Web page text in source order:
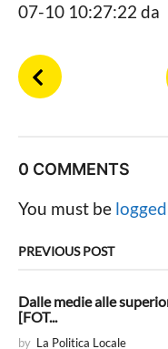
07-10 10:27:22 da
P
o
P
a
g
n
t
i
0 COMMENTS
You must be
PREVIOUS POST
Dalle medie alle
[FOT...
by La Politica Locale